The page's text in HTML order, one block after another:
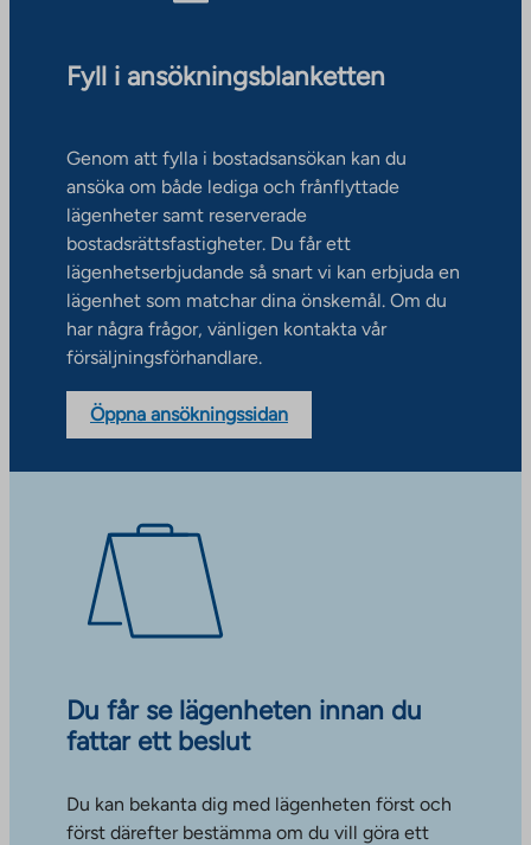
Fyll i ansökningsblanketten
Genom att fylla i bostadsansökan kan du
ansöka om både lediga och frånflyttade
lägenheter samt reserverade
bostadsrättsfastigheter. Du får ett
lägenhetserbjudande så snart vi kan erbjuda en
lägenhet som matchar dina önskemål. Om du
har några frågor, vänligen kontakta vår
försäljningsförhandlare.
Öppna ansökningssidan
Du får se lägenheten innan du
fattar ett beslut
Du kan bekanta dig med lägenheten först och
först därefter bestämma om du vill göra ett